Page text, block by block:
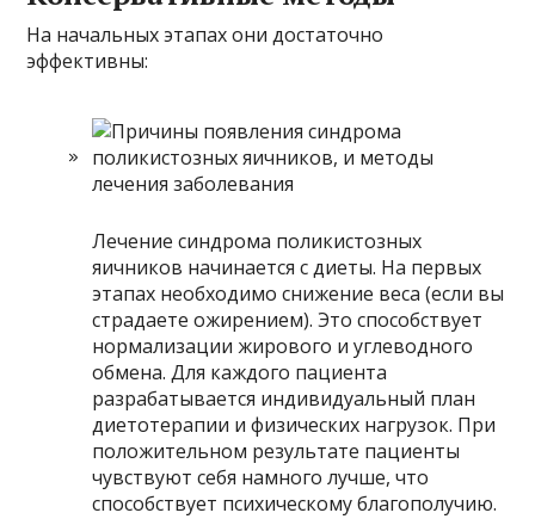
На начальных этапах они достаточно
эффективны:
Лечение синдрома поликистозных
яичников начинается с диеты. На первых
этапах необходимо снижение веса (если вы
страдаете ожирением). Это способствует
нормализации жирового и углеводного
обмена. Для каждого пациента
разрабатывается индивидуальный план
диетотерапии и физических нагрузок. При
положительном результате пациенты
чувствуют себя намного лучше, что
способствует психическому благополучию.